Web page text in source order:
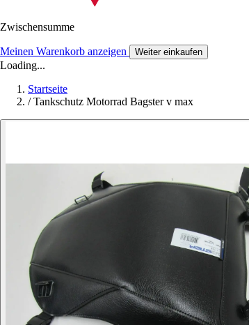
Zwischensumme
Meinen Warenkorb anzeigen Weiter einkaufen
Loading...
Startseite
/ Tankschutz Motorrad Bagster v max